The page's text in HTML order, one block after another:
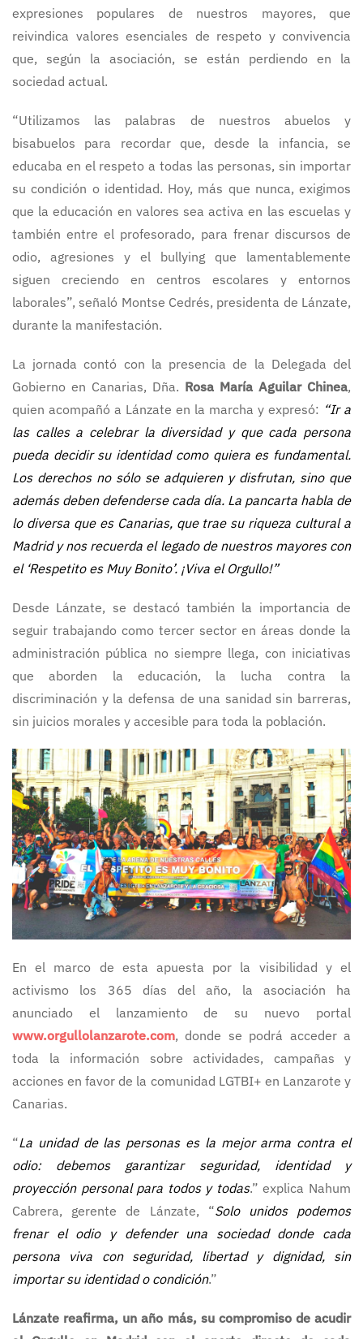
expresiones populares de nuestros mayores, que
reivindica valores esenciales de respeto y convivencia
que, según la asociación, se están perdiendo en la
sociedad actual.
“Utilizamos las palabras de nuestros abuelos y
bisabuelos para recordar que, desde la infancia, se
educaba en el respeto a todas las personas, sin importar
su condición o identidad. Hoy, más que nunca, exigimos
que la educación en valores sea activa en las escuelas y
también entre el profesorado, para frenar discursos de
odio, agresiones y el bullying que lamentablemente
siguen creciendo en centros escolares y entornos
laborales”, señaló Montse Cedrés, presidenta de Lánzate,
durante la manifestación.
La jornada contó con la presencia de la Delegada del
Gobierno en Canarias, Dña. Rosa María Aguilar Chinea,
quien acompañó a Lánzate en la marcha y expresó: “Ir a
las calles a celebrar la diversidad y que cada persona
pueda decidir su identidad como quiera es fundamental.
Los derechos no sólo se adquieren y disfrutan, sino que
además deben defenderse cada día. La pancarta habla de
lo diversa que es Canarias, que trae su riqueza cultural a
Madrid y nos recuerda el legado de nuestros mayores con
el ‘Respetito es Muy Bonito’. ¡Viva el Orgullo!”
Desde Lánzate, se destacó también la importancia de
seguir trabajando como tercer sector en áreas donde la
administración pública no siempre llega, con iniciativas
que aborden la educación, la lucha contra la
discriminación y la defensa de una sanidad sin barreras,
sin juicios morales y accesible para toda la población.
En el marco de esta apuesta por la visibilidad y el
activismo los 365 días del año, la asociación ha
anunciado el lanzamiento de su nuevo portal
www.orgullolanzarote.com, donde se podrá acceder a
toda la información sobre actividades, campañas y
acciones en favor de la comunidad LGTBI+ en Lanzarote y
Canarias.
“La unidad de las personas es la mejor arma contra el
odio: debemos garantizar seguridad, identidad y
proyección personal para todos y todas.” explica Nahum
Cabrera, gerente de Lánzate, “Solo unidos podemos
frenar el odio y defender una sociedad donde cada
persona viva con seguridad, libertad y dignidad, sin
importar su identidad o condición.”
Lánzate reafirma, un año más, su compromiso de acudir